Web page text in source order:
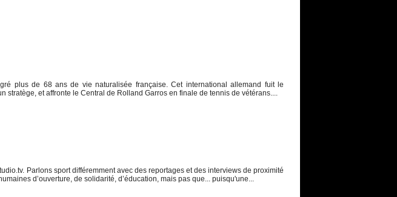
plus de 68 ans de vie naturalisée française. Cet international allemand fuit le
stratège, et affronte le Central de Rolland Garros en finale de tennis de vétérans....
Parlons sport différemment avec des reportages et des interviews de proximité
d’ouverture, de solidarité, d’éducation, mais pas que... puisqu'une...